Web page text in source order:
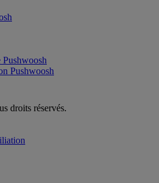
Pushwoosh
Pushwoosh
droits réservés.